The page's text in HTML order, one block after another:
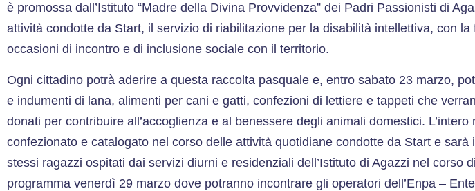
è promossa dall’Istituto “Madre della Divina Provvidenza” dei Padri Passionisti di
attività condotte da Start, il servizio di riabilitazione per la disabilità intellettiva, con
occasioni di incontro e di inclusione sociale con il territorio.
Ogni cittadino potrà aderire a questa raccolta pasquale e, entro sabato 23 marzo,
e indumenti di lana, alimenti per cani e gatti, confezioni di lettiere e tappeti che
donati per contribuire all’accoglienza e al benessere degli animali domestici. L’intero
confezionato e catalogato nel corso delle attività quotidiane condotte da Start e sarà
stessi ragazzi ospitati dai servizi diurni e residenziali dell’Istituto di Agazzi nel corso
programma venerdì 29 marzo dove potranno incontrare gli operatori dell’Enpa –